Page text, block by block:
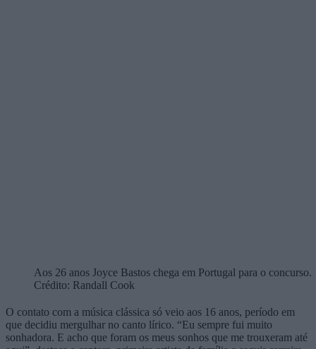
Aos 26 anos Joyce Bastos chega em Portugal para o concurso.
Crédito: Randall Cook
O contato com a música clássica só veio aos 16 anos, período em
que decidiu mergulhar no canto lírico. “Eu sempre fui muito
sonhadora. E acho que foram os meus sonhos que me trouxeram até